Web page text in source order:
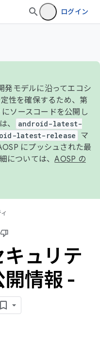
ログイン
発モデルに沿ってエコシ
性を確保するため、第
ソースコードを公開し
、
android-latest-
latest-release
マ
にプッシュされた最
については、AOSP の
ュリテ
情報 -